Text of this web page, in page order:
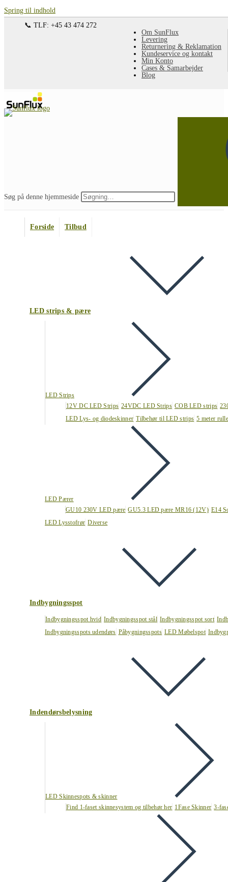
Spring til indhold
Om SunFlux
Levering
Returnering & Reklamation
Kundeservice og kontakt
Min Konto
Cases & Samarbejder
Blog
📞 TLF: +45 43 474 272
Søg på denne hjemmeside
Forside Tilbud
LED strips & pære
LED Strips
12V DC LED Strips 24VDC LED Strips COB LED strips
LED Lys- og diodeskinner Tilbehør til LED strips 5 meter
LED Pærer
GU10 230V LED pære GU5.3 LED pære MR16 (12V) E14
LED Lysstofrør Diverse
Indbygningsspot
Indbygningsspot hvid Indbygningsspot stål Indbygningsspot sort
Indbygningsspots udendørs Påbygningsspots LED Møbelspot
Indendørsbelysning
LED Skinnespots & skinner
Find 1-faset skinnesystem og tilbehør her 1Fase Skinner 3-